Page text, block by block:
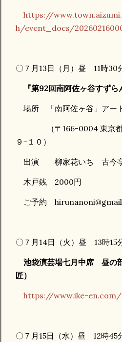
https://
h/event_docs/
〇７月13日（月）昼 11時30
『第92回南阿佐ヶ谷すずら
場所 「南阿佐ヶ谷」アー
（〒166-0004 東京都杉
９−１０）
出演 柳家花いち 古今亭
木戸銭 2000円
ご予約
〇７月14日（火）昼 13時15
池袋演芸場七月中席 昼
匠）
https://www.ike-en.com/
〇７月15日（水）昼 12時45